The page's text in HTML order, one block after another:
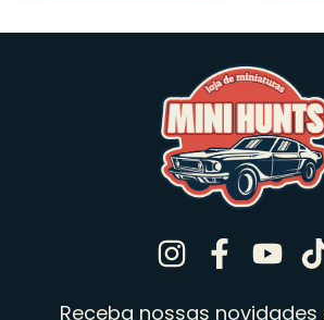
Receba nossas